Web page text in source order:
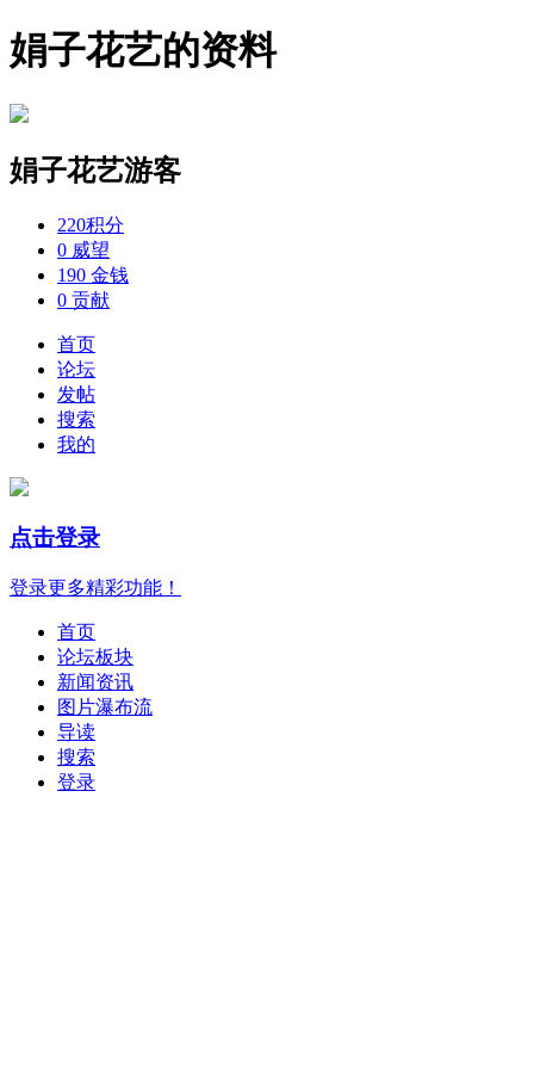
娟子花艺的资料
娟子花艺游客
220积分
0 威望
190 金钱
0 贡献
首页
论坛
发帖
搜索
我的
点击登录
登录更多精彩功能！
首页
论坛板块
新闻资讯
图片瀑布流
导读
搜索
登录